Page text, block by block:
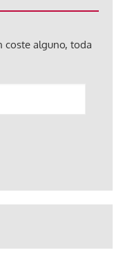
coste alguno, toda